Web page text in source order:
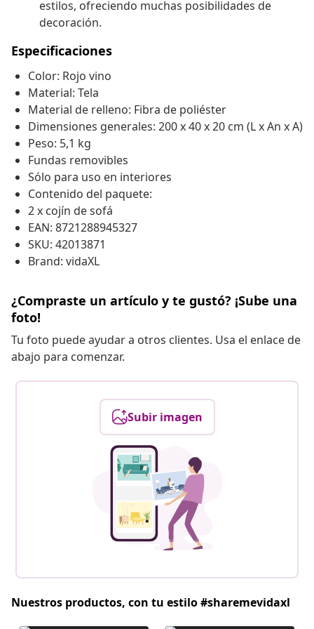
estilos, ofreciendo muchas posibilidades de
decoración.
Especificaciones
Color: Rojo vino
Material: Tela
Material de relleno: Fibra de poliéster
Dimensiones generales: 200 x 40 x 20 cm (L x An x A)
Peso: 5,1 kg
Fundas removibles
Sólo para uso en interiores
Contenido del paquete:
2 x cojín de sofá
EAN: 8721288945327
SKU: 42013871
Brand: vidaXL
¿Compraste un artículo y te gustó? ¡Sube una
foto!
Tu foto puede ayudar a otros clientes. Usa el enlace de
abajo para comenzar.
Subir imagen
Nuestros productos, con tu estilo #sharemevidaxl